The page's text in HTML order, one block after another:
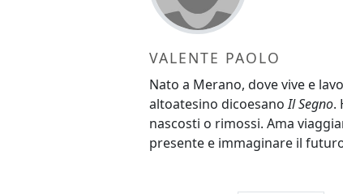
VALENTE PAOLO
Nato a Merano, dove vive e
altoatesino dicoesanoIl Segno.
nascosti o rimossi. Ama
presente e immaginare il